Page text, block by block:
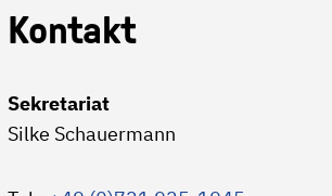
Kontakt
Sekretariat
Silke Schauermann